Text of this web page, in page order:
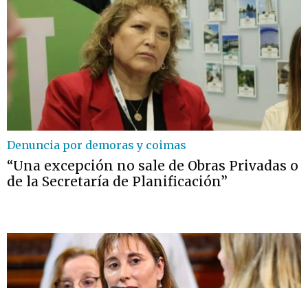
Denuncia por demoras y coimas
“Una excepción no sale de Obras Privadas o
de la Secretaría de Planificación”